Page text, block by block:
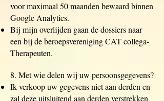
voor maximaal 50 maanden bewaard binnen
Google Analytics.
Bij mijn overlijden gaan de dossiers naar
een bij de beroepsvereniging CAT collega-
Therapeuten.
8. Met wie delen wij uw persoonsgegevens?
Ik verkoop uw gegevens niet aan derden en
zal deze uitsluitend aan derden verstrekken